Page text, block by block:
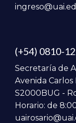
(+54) 0810-
Secretaría de
Avenida
S2000BUG -
Horario: de